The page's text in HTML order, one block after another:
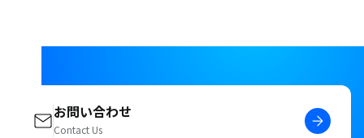
催された「Japan Mobility
「推しモビ図鑑」の開発を
ービス「Locipo」
した。
お問い合わせ
Contact Us